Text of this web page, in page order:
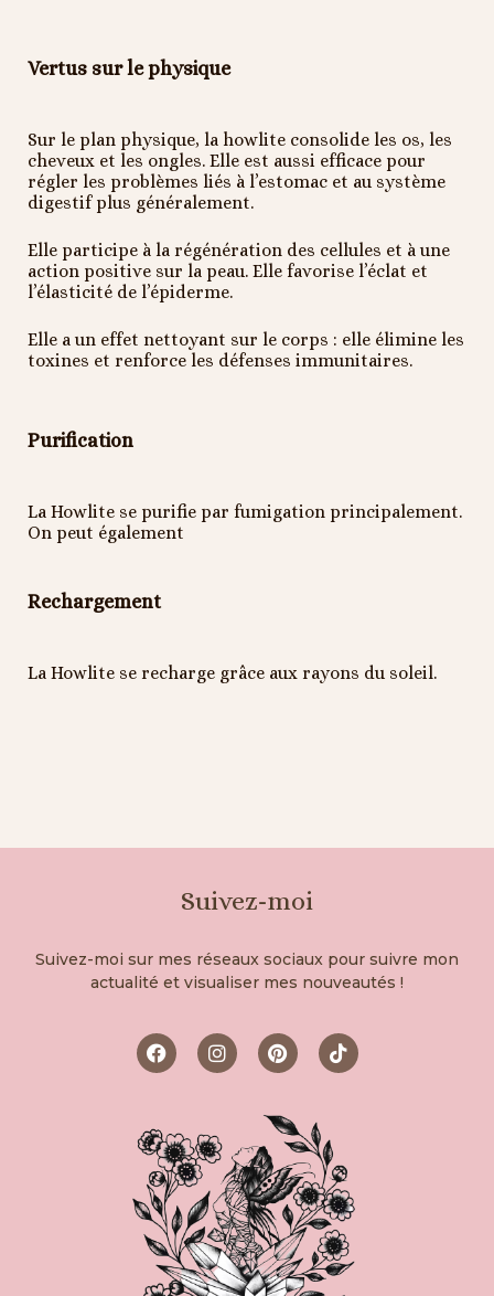
Vertus sur le physique
Sur le plan physique, la howlite consolide les os, les
cheveux et les ongles. Elle est aussi efficace pour
régler les problèmes liés à l’estomac et au système
digestif plus généralement.
Elle participe à la régénération des cellules et à une
action positive sur la peau. Elle favorise l’éclat et
l’élasticité de l’épiderme.
Elle a un effet nettoyant sur le corps : elle élimine les
toxines et renforce les défenses immunitaires.
Purification
La Howlite se purifie par fumigation principalement.
On peut également
Rechargement
La Howlite se recharge grâce aux rayons du soleil.
Suivez-moi
Suivez-moi sur mes réseaux sociaux pour suivre mon
actualité et visualiser mes nouveautés !